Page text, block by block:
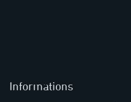
Informations